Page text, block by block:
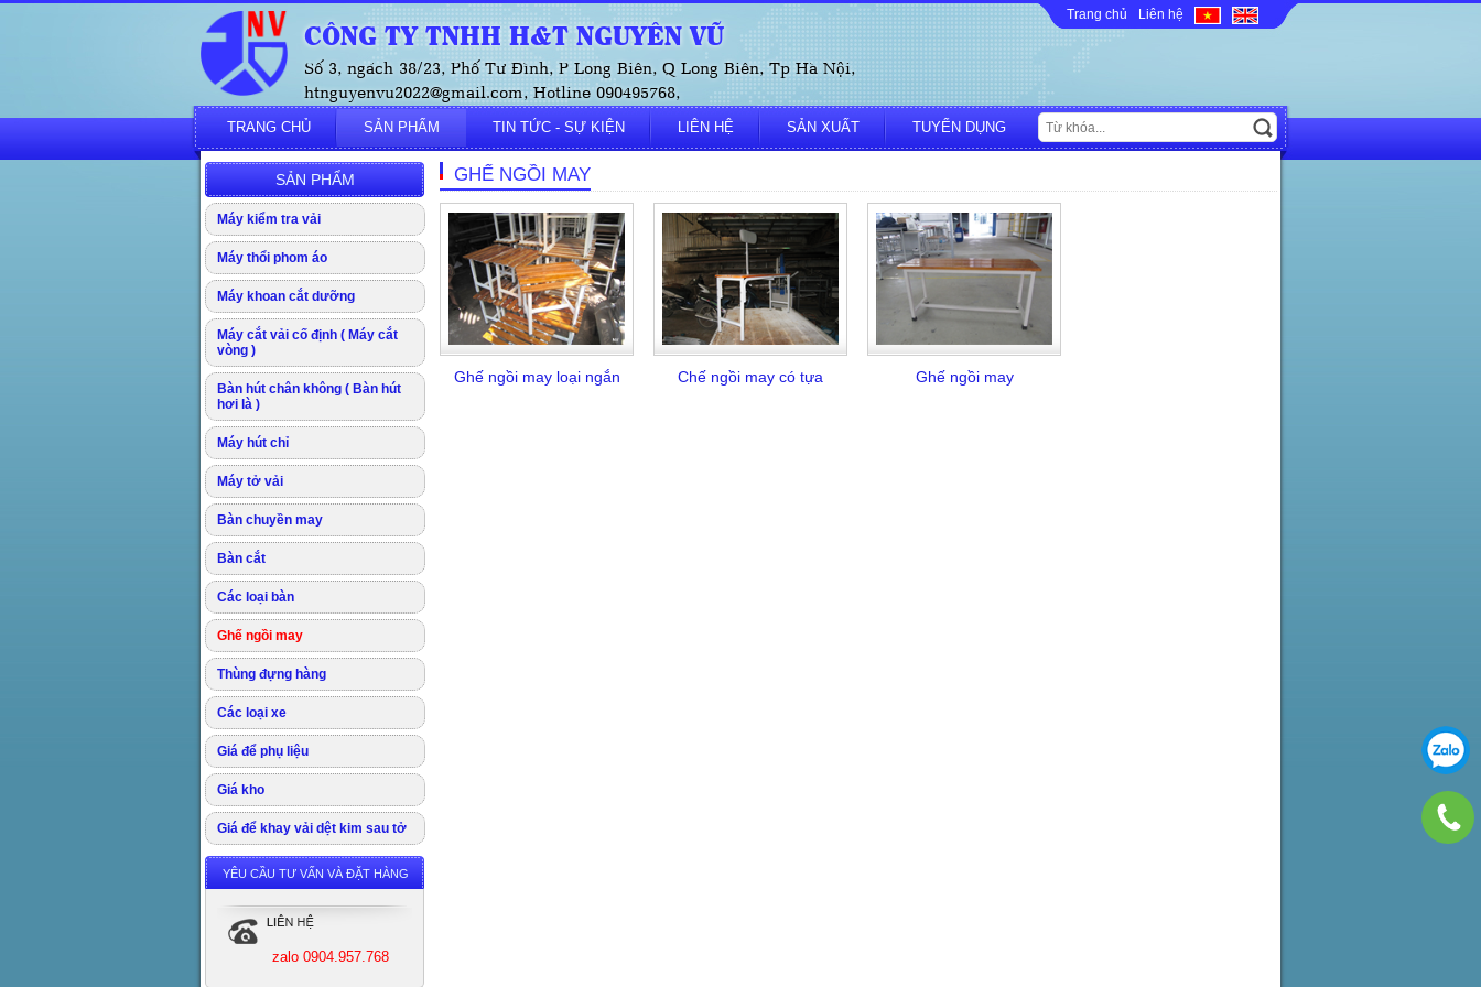
CÔNG TY TNHH H&T NGUYÊN VŨ
Số 3, ngách 38/23, Phố Tư Đình, P Long Biên, Q Long Biên, Tp Hà Nội,
htnguyenvu2022@gmail.com, Hotline 090495768,
Trang chủ Liên hệ
TRANG CHỦ SẢN PHẨM TIN TỨC - SỰ KIỆN LIÊN HỆ SẢN XUẤT TUYỂN DỤNG
SẢN PHẨM
Máy kiểm tra vải
Máy thổi phom áo
Máy khoan cắt dưỡng
Máy cắt vải cố định ( Máy cắt
vòng )
Bàn hút chân không ( Bàn hút
hơi là )
Máy hút chỉ
Máy tở vải
Bàn chuyền may
Bàn cắt
Các loại bàn
Ghế ngồi may
Thùng đựng hàng
Các loại xe
Giá để phụ liệu
Giá kho
Giá để khay vải dệt kim sau tở
YÊU CẦU TƯ VẤN VÀ ĐẶT HÀNG
zalo 0904.957.768
GHẾ NGỒI MAY
Ghế ngồi may loại ngắn Chế ngồi may có tựa Ghế ngồi may